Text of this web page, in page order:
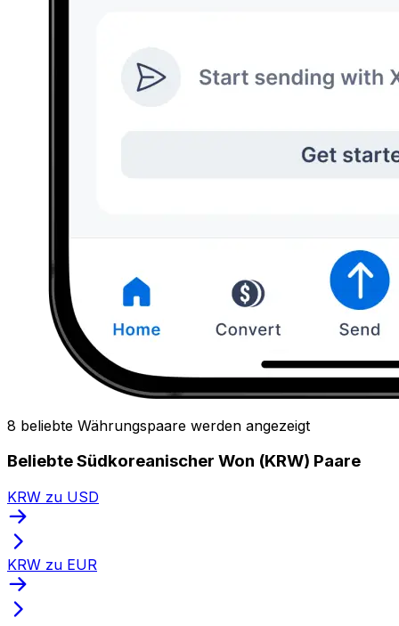
8 beliebte Währungspaare werden angezeigt
Beliebte Südkoreanischer Won (KRW) Paare
KRW zu USD
KRW zu EUR